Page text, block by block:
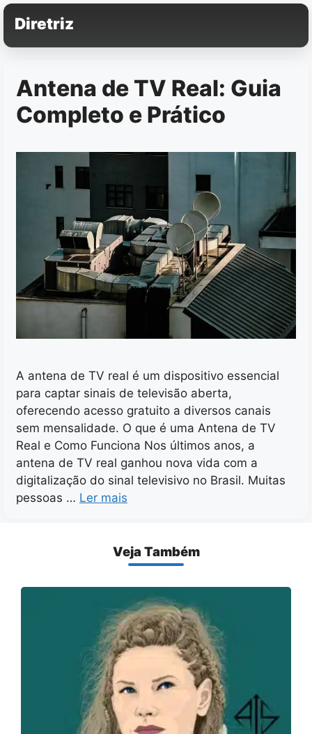
Pular
para
o
Diretriz
Antena de TV Real: Guia
Completo e Prático
A antena de TV real é um dispositivo essencial
para captar sinais de televisão aberta,
oferecendo acesso gratuito a diversos canais
sem mensalidade. O que é uma Antena de TV
Real e Como Funciona Nos últimos anos, a
antena de TV real ganhou nova vida com a
digitalização do sinal televisivo no Brasil. Muitas
pessoas … Ler mais
Veja Também